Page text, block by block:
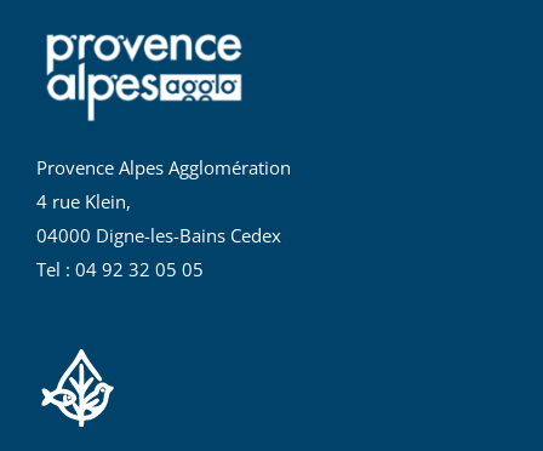
Provence Alpes Agglomération
4 rue Klein,
04000 Digne-les-Bains Cedex
Tel : 04 92 32 05 05